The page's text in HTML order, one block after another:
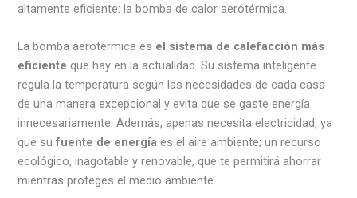
altamente eficiente: la bomba de calor aerotérmica.
La bomba aerotérmica es el sistema de calefacción más
eficienteque hay en la actualidad. Su sistema inteligente
regula la temperatura según las necesidades de cada casa
de una manera excepcional y evita que se gaste energía
innecesariamente. Además, apenas necesita electricidad, ya
que su fuente de energíaes el aire ambiente; un recurso
ecológico, inagotable y renovable, que te permitirá ahorrar
mientras proteges el medio ambiente.